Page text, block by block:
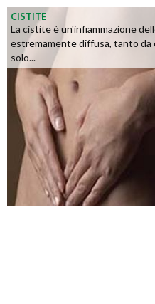
CISTITE
La cistite è un'infiammazione
estremamente diffusa, tanto da
solo...